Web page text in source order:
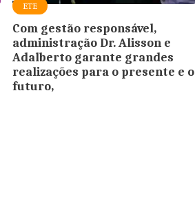
ETE
Com gestão responsável,
administração Dr. Alisson e
Adalberto garante grandes
realizações para o presente e o
futuro,